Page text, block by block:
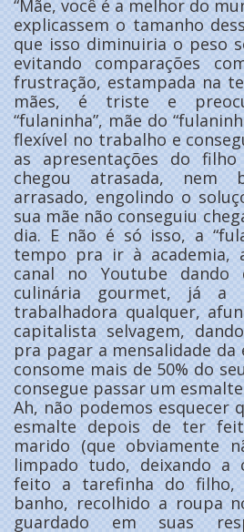
“Mãe, você é a melhor do
explicassem o tamanho
que isso diminuiria o peso
evitando comparações
frustração, estampada na
mães, é triste e
“fulaninha”, mãe do
flexível no trabalho e
as apresentações do
chegou atrasada, nem
arrasado, engolindo o
sua mãe não conseguiu
dia. E não é só isso, a
tempo pra ir à academia,
canal no Youtube
culinária gourmet, já a
trabalhadora qualquer,
capitalista selvagem,
pra pagar a mensalidade da
consome mais de 50% do
consegue passar um
Ah, não podemos esquecer
esmalte depois de ter
marido (que obviamente
limpado tudo, deixando a
feito a tarefinha do filho,
banho, recolhido a roupa
guardado em suas